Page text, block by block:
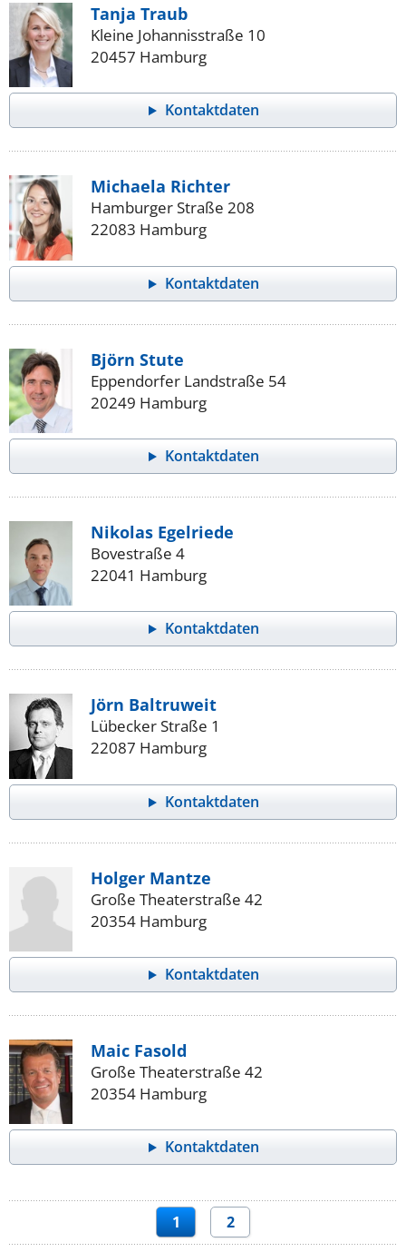
Tanja Traub
Kleine Johannisstraße 10
20457 Hamburg
Kontaktdaten
Michaela Richter
Hamburger Straße 208
22083 Hamburg
Kontaktdaten
Björn Stute
Eppendorfer Landstraße 54
20249 Hamburg
Kontaktdaten
Nikolas Egelriede
Bovestraße 4
22041 Hamburg
Kontaktdaten
Jörn Baltruweit
Lübecker Straße 1
22087 Hamburg
Kontaktdaten
Holger Mantze
Große Theaterstraße 42
20354 Hamburg
Kontaktdaten
Maic Fasold
Große Theaterstraße 42
20354 Hamburg
Kontaktdaten
1 2